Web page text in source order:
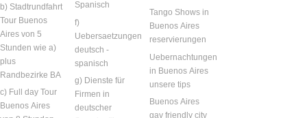
b) Stadtrundfahrt
Tour Buenos
Aires von 5
Stunden wie a)
plus
Randbezirke BA
c) Full day Tour
Buenos Aires
Spanisch
f)
Uebersaetzungen
deutsch -
spanisch
g) Dienste für
Firmen in
deutscher
Tango Shows in
Buenos Aires
reservierungen
Uebernachtungen
in Buenos Aires
unsere tips
Buenos Aires
gay friendly city